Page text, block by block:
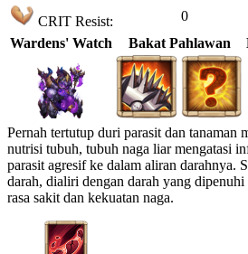
CRIT Resist: 0
Wardens' Watch
Bakat Pahlawan
Pernah tertutup duri parasit dan tanaman
nutrisi tubuh, tubuh naga liar mengatasi
parasit agresif ke dalam aliran darahnya.
darah, dialiri dengan darah yang dipenuhi
rasa sakit dan kekuatan naga.